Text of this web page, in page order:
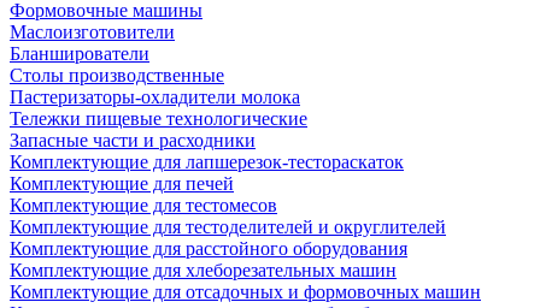
Формовочные машины
Маслоизготовители
Бланширователи
Столы производственные
Пастеризаторы-охладители молока
Тележки пищевые технологические
Запасные части и расходники
Комплектующие для лапшерезок-тестораскаток
Комплектующие для печей
Комплектующие для тестомесов
Комплектующие для тестоделителей и округлителей
Комплектующие для расстойного оборудования
Комплектующие для хлеборезательных машин
Комплектующие для отсадочных и формовочных машин